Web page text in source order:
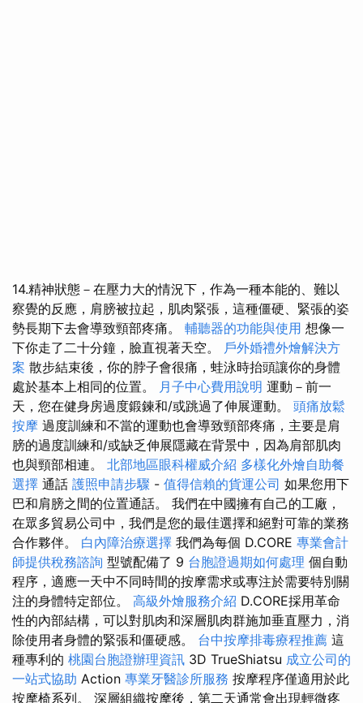
14.精神狀態－在壓力大的情況下，作為一種本能的、難以
察覺的反應，肩膀被拉起，肌肉緊張，這種僵硬、緊張的姿
勢長期下去會導致頸部疼痛。 輔聽器的功能與使用 想像一
下你走了二十分鐘，臉直視著天空。 戶外婚禮外燴解決方
案 散步結束後，你的脖子會很痛，蛙泳時抬頭讓你的身體
處於基本上相同的位置。 月子中心費用說明 運動－前一
天，您在健身房過度鍛鍊和/或跳過了伸展運動。 頭痛放鬆
按摩 過度訓練和不當的運動也會導致頸部疼痛，主要是肩
膀的過度訓練和/或缺乏伸展隱藏在背景中，因為肩部肌肉
也與頸部相連。 北部地區眼科權威介紹 多樣化外燴自助餐
選擇 通話 護照申請步驟 - 值得信賴的貨運公司 如果您用下
巴和肩膀之間的位置通話。 我們在中國擁有自己的工廠，
在眾多貿易公司中，我們是您的最佳選擇和絕對可靠的業務
合作夥伴。 白內障治療選擇 我們為每個 D.CORE 專業會計
師提供稅務諮詢 型號配備了 9 台胞證過期如何處理 個自動
程序，適應一天中不同時間的按摩需求或專注於需要特別關
注的身體特定部位。 高級外燴服務介紹 D.CORE採用革命
性的內部結構，可以對肌肉和深層肌肉群施加垂直壓力，消
除使用者身體的緊張和僵硬感。 台中按摩排毒療程推薦 這
種專利的 桃園台胞證辦理資訊 3D TrueShiatsu 成立公司的
一站式協助 Action 專業牙醫診所服務 按摩程序僅適用於此
按摩椅系列。 深層組織按摩後，第二天通常會出現輕微疼